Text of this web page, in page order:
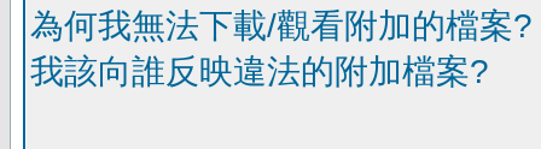
為何我無法下載/觀看附加的檔案?
我該向誰反映違法的附加檔案?